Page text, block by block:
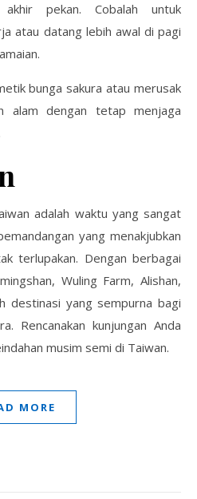
pekan. Cobalah untuk
atau datang lebih awal di pagi
bunga sakura atau merusak
alam dengan tetap menjaga
adalah waktu yang sangat
yang menakjubkan
terlupakan. Dengan berbagai
Wuling Farm, Alishan,
destinasi yang sempurna bagi
Rencanakan kunjungan Anda
musim semi di Taiwan.
MORE